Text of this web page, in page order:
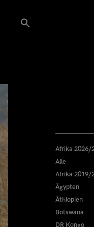
Afrika 2026/
Alle
Afrika 2019/
Ägypten
Äthiopien
Botswana
DR Kongo